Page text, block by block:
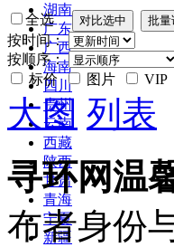
湖南
广东
广西
海南
四川
贵州
云南
西藏
陕西
甘肃
青海
宁夏
新疆
全选
按时间：
按顺序：
标价
图片 VIP
大图 列表
寻环网温
布者身份